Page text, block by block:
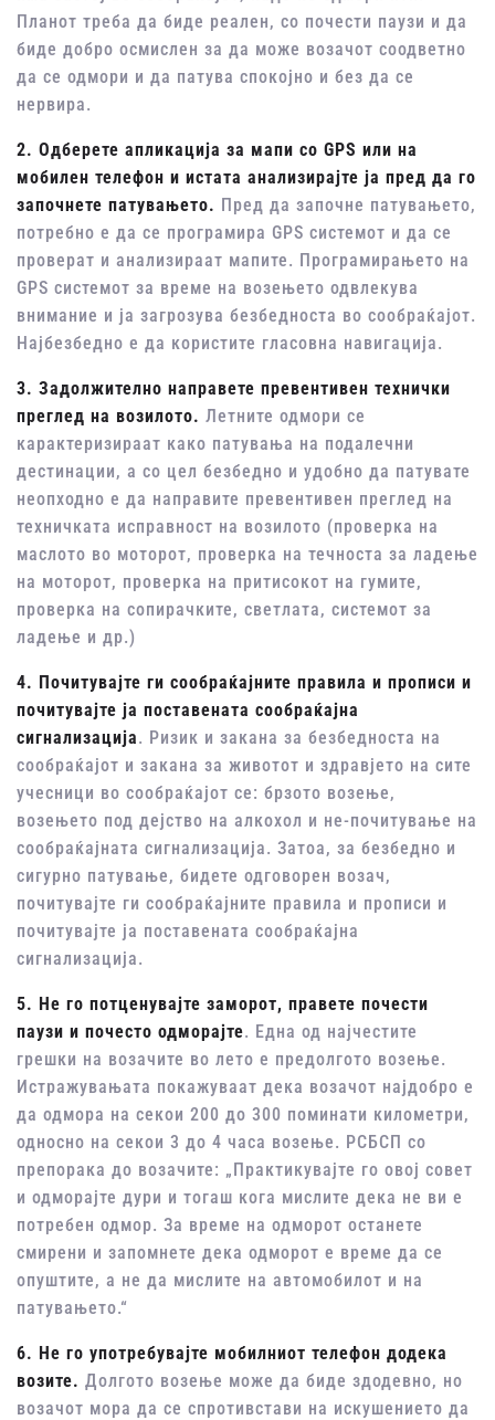
Планот треба да биде реален, со почести паузи и да
биде добро осмислен за да може возачот соодветно
да се одмори и да патува спокојно и без да се
нервира.
2. Одберете апликација за мапи со GPS или на
мобилен телефон и истата анализирајте ја пред да го
започнете патувањето. Пред да започне патувањето,
потребно е да се програмира GPS системот и да се
проверат и анализираат мапите. Програмирањето на
GPS системот за време на возењето одвлекува
внимание и ја загрозува безбедноста во сообраќајот.
Најбезбедно е да користите гласовна навигација.
3. Задолжително направете превентивен технички
преглед на возилото. Летните одмори се
карактеризираат како патувања на подалечни
дестинации, а со цел безбедно и удобно да патувате
неопходно е да направите превентивен преглед на
техничката исправност на возилото (проверка на
маслото во моторот, проверка на течноста за ладење
на моторот, проверка на притисокот на гумите,
проверка на сопирачките, светлата, системот за
ладење и др.)
4. Почитувајте ги сообраќајните правила и прописи и
почитувајте ја поставената сообраќајна
сигнализација. Ризик и закана за безбедноста на
сообраќајот и закана за животот и здравјето на сите
учесници во сообраќајот се: брзото возење,
возењето под дејство на алкохол и не-почитување на
сообраќајната сигнализација. Затоа, за безбедно и
сигурно патување, бидете одговорен возач,
почитувајте ги сообраќајните правила и прописи и
почитувајте ја поставената сообраќајна
сигнализација.
5. Не го потценувајте заморот, правете почести
паузи и почесто одморајте. Една од најчестите
грешки на возачите во лето е предолгото возење.
Истражувањата покажуваат дека возачот најдобро е
да одмора на секои 200 до 300 поминати километри,
односно на секои 3 до 4 часа возење. РСБСП со
препорака до возачите: „Практикувајте го овој совет
и одморајте дури и тогаш кога мислите дека не ви е
потребен одмор. За време на одморот останете
смирени и запомнете дека одморот е време да се
опуштите, а не да мислите на автомобилот и на
патувањето.“
6. Не го употребувајте мобилниот телефон додека
возите. Долгото возење може да биде здодевно, но
возачот мора да се спротивстави на искушението да